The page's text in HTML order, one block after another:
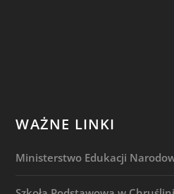
WAŻNE LINKI
Ministerstwo Edukacji